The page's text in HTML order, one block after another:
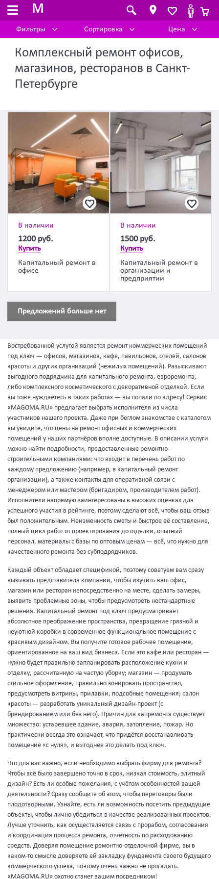
M
Фильтры Сортировка Цена
Комплексный ремонт офисов,
магазинов, ресторанов в Санкт-
Петербурге
В наличии
1200 руб.
Купить
Капитальный ремонт в
офисе
В наличии
1500 руб.
Купить
Капитальный ремонт в
организации и
предприятии
Предложений больше нет
Востребованной услугой является ремонт коммерческих помещений
под ключ — офисов, магазинов, кафе, павильонов, отелей, салонов
красоты и других организаций (нежилых помещений). Разыскивают
выгодного подрядчика для капитального ремонта, евроремонта,
либо комплексного косметического с декоративной отделкой. Если
вы тоже нуждаетесь в таких работах — вы попали по адресу! Сервис
«MAGOMA.RU» предлагает выбрать исполнителя из числа
участников нашего проекта. Даже при беглом знакомстве с каталогом
вы увидите, что цены на ремонт офисных и коммерческих
помещений у наших партнёров вполне доступные. В описании услуги
можно найти подробности, предоставленные ремонтно-
строительными компаниями: что входит в перечень работ по
каждому предложению (например, в капитальный ремонт
организации), а также контакты для оперативной связи с
менеджером или мастером (бригадиром, производителем работ).
Исполнители напрямую заинтересованы в высоких оценках для
успешного участия в рейтинге, поэтому сделают всё, чтобы ваш отзыв
был положительным. Неизменность сметы и быстрое её составление,
полный цикл работ от проектирования до отделки, опытный
персонал, материалы с базы по оптовым ценам — всё, что нужно для
качественного ремонта без субподрядчиков.
Каждый объект обладает спецификой, поэтому советуем вам сразу
вызывать представителя компании, чтобы изучить ваш офис,
магазин или ресторан непосредственно на месте, сделать замеры,
выявить проблемные зоны, чтобы предусмотреть нестандартные
решения. Капитальный ремонт под ключ предусматривает
абсолютное преображение пространства, превращение грязной и
неуютной коробки в современное функциональное помещение с
красивым дизайном. Вы получите готовое рабочее помещение,
ориентированное на ваш вид бизнеса. Если это кафе или ресторан —
нужно будет правильно запланировать расположение кухни и
отделку, рассчитанную на частую уборку; магазин — продумать
стильное оформление, правильно зонировать пространство,
предусмотреть витрины, прилавки, подсобные помещения; салон
красоты — разработать уникальный дизайн-проект (с
брендированием или без него). Причин для капремонта существует
множество: устаревшее здание, авария, затопление, пожар. Но
практически всегда это означает, что придётся восстанавливать
помещение «с нуля», и выгоднее это делать под ключ.
Что для вас важно, если необходимо выбрать фирму для ремонта?
Чтобы всё было завершено точно в срок, низкая стоимость, элитный
дизайн? Есть ли особые пожелания, с учётом особенностей вашей
деятельности? Сразу сообщите об этом, чтобы переговоры были
плодотворными. Узнайте, есть ли возможность посетить предыдущие
объекты, чтобы лично убедиться в качестве реализованных проектов.
Лучше уточнить, как осуществляется связь с прорабом, согласования
и координация процесса ремонта, отчётность по расходованию
средств. Доверяя помещение ремонтно-отделочной фирме, вы в
каком-то смысле доверяете ей закладку фундамента своего будущего
коммерческого успеха, поэтому очень важно не прогадать.
«MAGOMA.RU» охотно станет вашим посредником!